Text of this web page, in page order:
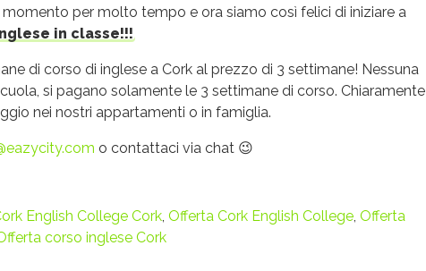
per molto tempo e ora siamo così felici di iniziare a
in classe!!!
di corso di inglese a Cork al prezzo di 3 settimane! Nessuna
si pagano solamente le 3 settimane di corso. Chiaramente
nei nostri appartamenti o in famiglia.
o contattaci via chat 😉
English College Cork, Offerta Cork English College, Offerta
corso inglese Cork